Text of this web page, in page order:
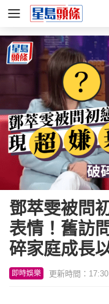
鄧萃雯被問
表情！舊訪
碎家庭成長
即時娛樂 更新時間：